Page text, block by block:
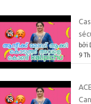
bởi
9